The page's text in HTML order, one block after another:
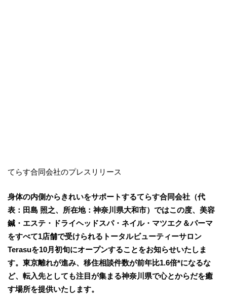
てらす合同会社のプレスリリース
身体の内側からきれいをサポートするてらす合同会社（代
表：田島 照之、所在地：神奈川県大和市）ではこの度、美容
鍼・エステ・ドライヘッドスパ・ネイル・マツエク＆パーマ
をすべて1店舗で受けられるトータルビューティーサロン
Terasuを10月初旬にオープンすることをお知らせいたしま
す。東京離れが進み、移住相談件数が前年比1.6倍*になるな
ど、転入先としても注目が集まる神奈川県で心とからだを癒
す場所を提供いたします。